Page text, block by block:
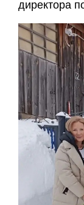
директора